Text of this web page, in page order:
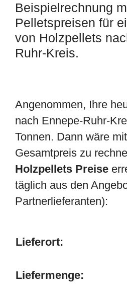
Beispielrechnung
Pelletspreisen für
von Holzpellets
Ruhr-Kreis.
Angenommen, Ihre
nach Ennepe-Ruhr-
Tonnen. Dann wäre
Gesamtpreis zu
Holzpellets Preise
täglich aus den
Partnerlieferanten):
Lieferort:
Liefermenge: